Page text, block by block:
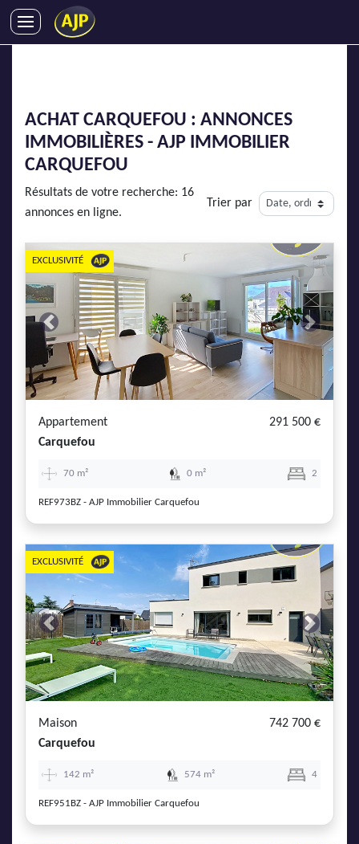
GESTION LOCATIVE
SYNDIC
IMMOBILIER NEUF
ENTREPRISES
DEVENIR FRANCHISÉ
AJP Recrute
AJP Actualités
Service Qualité Clients
ACHAT CARQUEFOU : ANNONCES
IMMOBILIÈRES - AJP IMMOBILIER
CARQUEFOU
Résultats de votre recherche: 16
annonces en ligne.
Trier par
Previous Next
EXCLUSIVITÉ
Appartement
291 500 €
Carquefou
70 m² 0 m² 2
REF973BZ - AJP Immobilier Carquefou
Previous Next
EXCLUSIVITÉ
Maison
742 700 €
Carquefou
142 m² 574 m² 4
REF951BZ - AJP Immobilier Carquefou